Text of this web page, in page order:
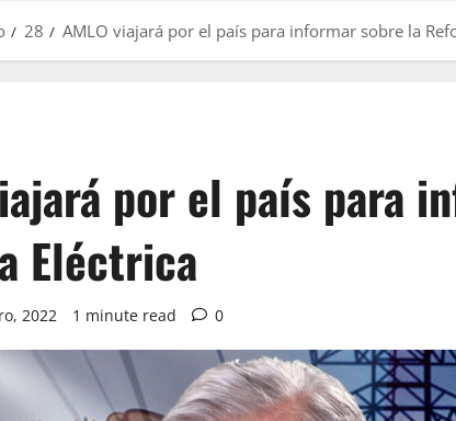
28 AMLO viajará por el país para informar sobre la
por el país para
Eléctrica
2022 1 minute read 0